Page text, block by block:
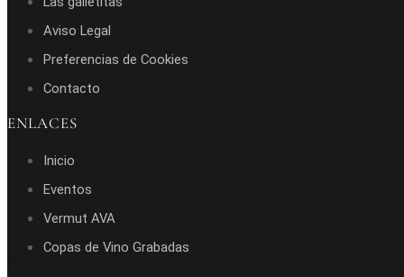
Aviso Legal
Preferencias de Cookies
Contacto
ENLACES
Inicio
Eventos
Vermut AVA
Copas de Vino Grabadas